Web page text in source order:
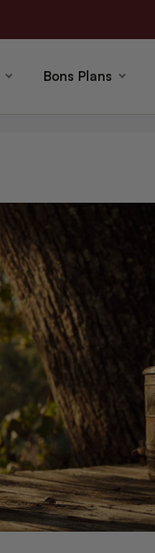
Bons Plans